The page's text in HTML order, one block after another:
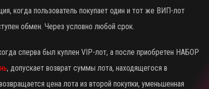
когда пользователь покупает один и тот же ВИП-лот
обмен. Через условно любой срок.
сперва был куплен VIP-лот, а после приобретен НАБОР
, допускает возврат суммы лота, находящегося в
цена лота из второй покупки, уменьшенная